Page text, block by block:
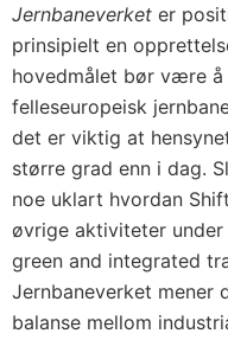
Jernbaneverket er
prinsipielt en
hovedmålet bør være
felleseuropeisk
det er viktig at
større grad enn i dag.
noe uklart hvordan
øvrige aktiviteter under
green and integrated
Jernbaneverket mener
balanse mellom